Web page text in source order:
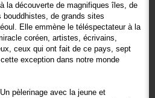
la découverte de magnifiques îles, de
de grands sites
Elle emmène le téléspectateur à la
coréen, artistes, écrivains,
ceux qui ont fait de ce pays, sept
exception dans notre monde
Un pèlerinage avec la jeune et